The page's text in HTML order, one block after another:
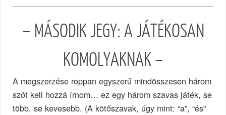
– MÁSODIK JEGY: A JÁTÉKOSAN
KOMOLYAKNAK –
A megszerzése roppan egyszerű mindösszesen három
szót kell hozzá írnom… ez egy három szavas játék, se
több, se kevesebb. (A kötőszavak, úgy mint: “a”, “és”